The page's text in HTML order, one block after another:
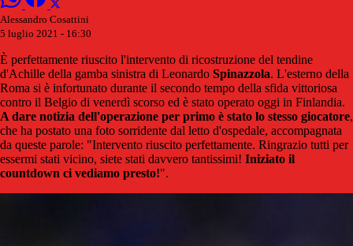
Alessandro Cosattini
5 luglio 2021 - 16:30
È perfettamente riuscito l'intervento di ricostruzione del tendine
d'Achille della gamba sinistra di Leonardo Spinazzola. L'esterno della
Roma si è infortunato durante il secondo tempo della sfida vittoriosa
contro il Belgio di venerdì scorso ed è stato operato oggi in Finlandia.
A dare notizia dell'operazione per primo è stato lo stesso giocatore,
che ha postato una foto sorridente dal letto d'ospedale, accompagnata
da queste parole: "Intervento riuscito perfettamente. Ringrazio tutti per
essermi stati vicino, siete stati davvero tantissimi! Iniziato il
countdown ci vediamo presto!".